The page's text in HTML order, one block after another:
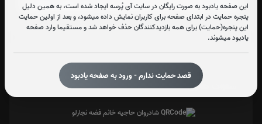
این صفحه یادبود به صورت رایگان در سایت آی پُرسه ایجاد شده است، به همین دلیل
پنجره حمایت در ابتدای صفحه برای کاربران نمایش داده میشود، و بعد از اولین حمایت
این پنجره(حمایت) برای همه بازدیدکنندگان حذف خواهد شد و مستقیما وارد صفحه
یادبود میشوند.
قصد حمایت ندارم - ورود به صفحه یادبود
تعداد بازدید : 366
اشتراک گذاری